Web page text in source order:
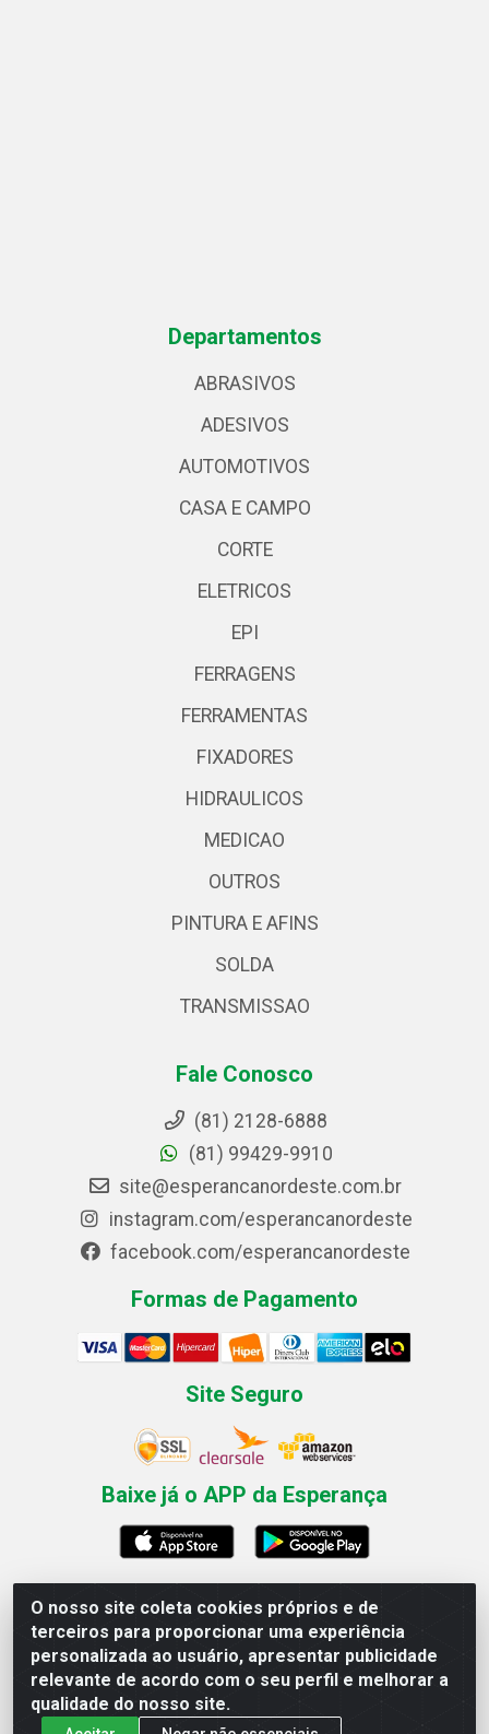
O nosso site coleta cookies próprios e de
terceiros para proporcionar uma experiência
personalizada ao usuário, apresentar publicidade
relevante de acordo com o seu perfil e melhorar a
qualidade do nosso site.
Departamentos
ABRASIVOS
ADESIVOS
AUTOMOTIVOS
CASA E CAMPO
CORTE
ELETRICOS
EPI
FERRAGENS
FERRAMENTAS
FIXADORES
HIDRAULICOS
MEDICAO
OUTROS
PINTURA E AFINS
SOLDA
TRANSMISSAO
Fale Conosco
(81) 2128-6888
(81) 99429-9910
site@esperancanordeste.com.br
instagram.com/esperancanordeste
facebook.com/esperancanordeste
Formas de Pagamento
Site Seguro
Baixe já o APP da Esperança
Esperança Nordeste - Rua Professor Caldas Filho, 291 -
Estância - Recife / PE CEP: 50771-335 - CNPJ
03.666.136/0001-23